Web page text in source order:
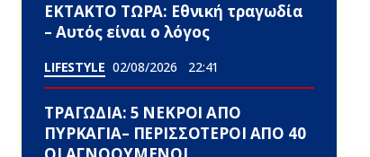
ΕΚΤΑΚΤΟ ΤΩΡΑ: Εθνική τραγωδία
– Αυτός είναι ο λόγος
LIFESTYLE 02/08/2026 22:41
ΤΡΑΓΩΔΙΑ: 5 ΝΕΚΡΟΙ ΑΠΟ
ΠΥΡΚΑΓΙΑ– ΠΕΡΙΣΣΟΤΕΡΟΙ ΑΠΟ 40